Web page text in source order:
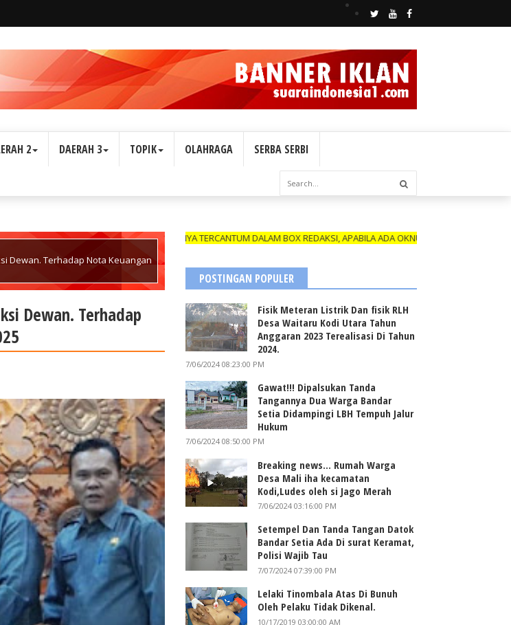
2 DAERAH 3 TOPIK OLAHRAGA SERBA SERBI
Dewan. Terhadap Nota Keuangan
Dewan. Terhadap
MASIH BERLAKU DAN NAMANYA TERCANTUM DALAM BOX REDAKSI, APABILA ADA OKNUM YANG MENGATAS
POSTINGAN POPULER
Fisik Meteran Listrik Dan fisik RLH
Desa Waitaru Kodi Utara Tahun
Anggaran 2023 Terealisasi Di Tahun
2024.
7/06/2024 08:23:00 PM
Gawat!!! Dipalsukan Tanda
Tangannya Dua Warga Bandar
Setia Didampingi LBH Tempuh Jalur
Hukum
7/06/2024 08:50:00 PM
Breaking news... Rumah Warga
Desa Mali iha kecamatan
Kodi,Ludes oleh si Jago Merah
7/06/2024 03:16:00 PM
Setempel Dan Tanda Tangan Datok
Bandar Setia Ada Di surat Keramat,
Polisi Wajib Tau
7/07/2024 07:39:00 PM
Lelaki Tinombala Atas Di Bunuh
Oleh Pelaku Tidak Dikenal.
10/17/2019 03:00:00 AM